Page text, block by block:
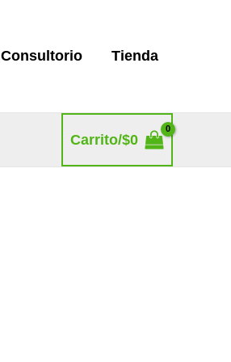
Consultorio Tienda
Carrito/$0